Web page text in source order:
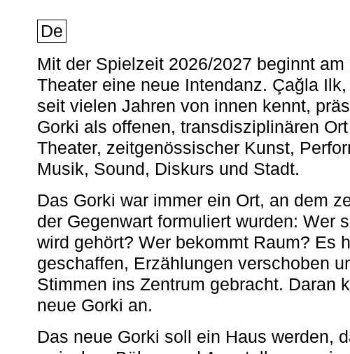
De
Mit der Spielzeit 2026/2027 beginnt am
Theater eine neue Intendanz. Çağla
seit vielen Jahren von innen kennt,
Gorki als offenen, transdisziplinären
Theater, zeitgenössischer Kunst,
Musik, Sound, Diskurs und Stadt.
Das Gorki war immer ein Ort, an dem
der Gegenwart formuliert wurden: Wer
wird gehört? Wer bekommt Raum? Es
geschaffen, Erzählungen verschoben
Stimmen ins Zentrum gebracht. Daran
neue Gorki an.
Das neue Gorki soll ein Haus werden,